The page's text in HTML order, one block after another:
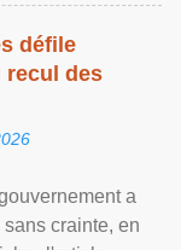
défile
recul des
a
crainte, en